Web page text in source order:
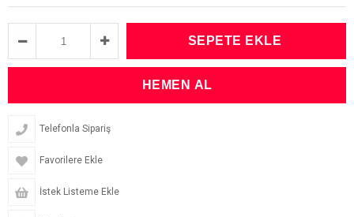
Telefonla Sipariş
Favorilere Ekle
İstek Listeme Ekle